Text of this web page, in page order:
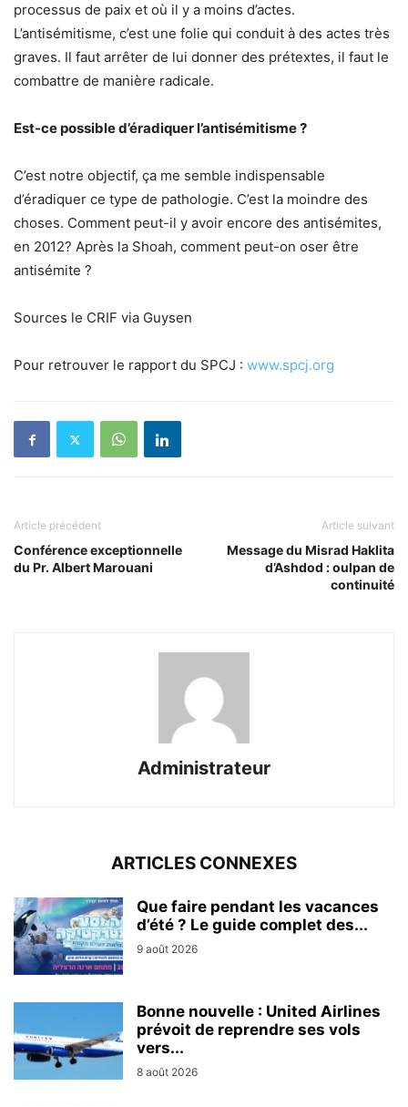
processus de paix et où il y a moins d’actes.
L’antisémitisme, c’est une folie qui conduit à des actes très
graves. Il faut arrêter de lui donner des prétextes, il faut le
combattre de manière radicale.
Est-ce possible d’éradiquer l’antisémitisme ?
C’est notre objectif, ça me semble indispensable
d’éradiquer ce type de pathologie. C’est la moindre des
choses. Comment peut-il y avoir encore des antisémites,
en 2012? Après la Shoah, comment peut-on oser être
antisémite ?
Sources le CRIF via Guysen
Pour retrouver le rapport du SPCJ : www.spcj.org
Article précédent
Conférence exceptionnelle
du Pr. Albert Marouani
Article suivant
Message du Misrad Haklita
d’Ashdod : oulpan de
continuité
Administrateur
ARTICLES CONNEXES
Que faire pendant les vacances
d’été ? Le guide complet des...
9 août 2026
Bonne nouvelle : United Airlines
prévoit de reprendre ses vols
vers...
8 août 2026